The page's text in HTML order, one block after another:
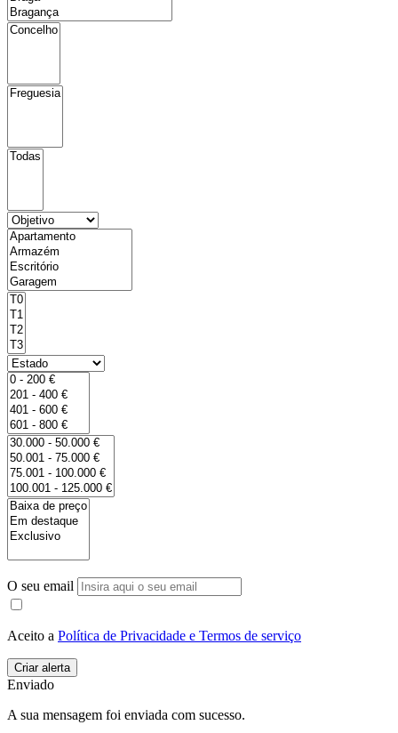
O seu email
Aceito a Política de Privacidade e Termos de serviço
Enviado
A sua mensagem foi enviada com sucesso.